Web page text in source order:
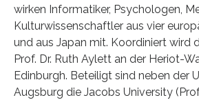
wirken Informatiker, Psychologen,
Kulturwissenschaftler aus vier
und aus Japan mit. Koordiniert wird
Prof. Dr. Ruth Aylett an der Heriot-
Edinburgh. Beteiligt sind neben der
Augsburg die Jacobs University